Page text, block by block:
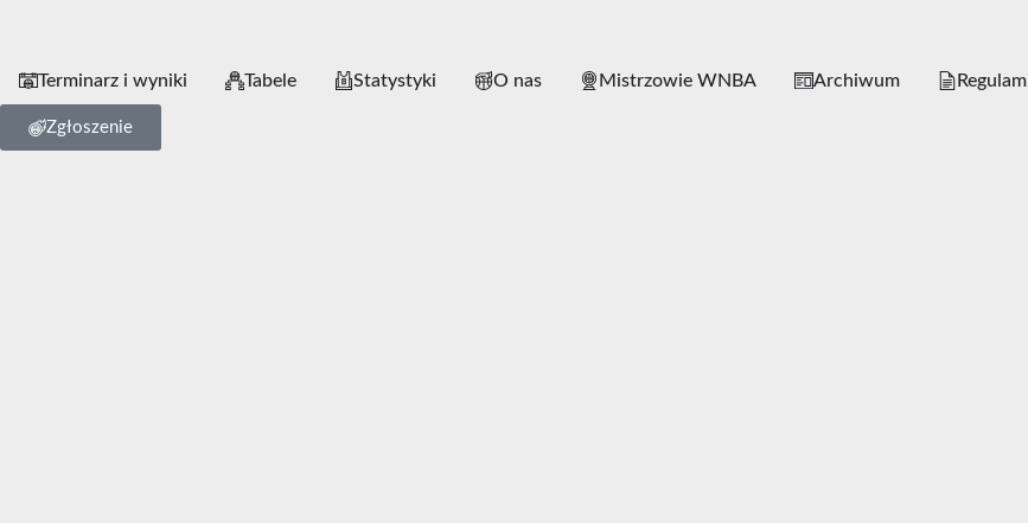
Terminarz i wyniki Tabele Statystyki O nas Mistrzowie WNBA Archiwum
Zgłoszenie